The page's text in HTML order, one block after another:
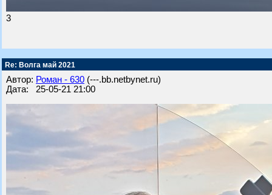
3
Re: Волга май 2021
Автор: Роман - 630 (---.bb.netbynet.ru)
Дата: 25-05-21 21:00